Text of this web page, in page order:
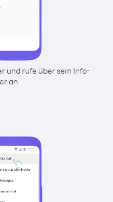
und rufe über sein Info-
an